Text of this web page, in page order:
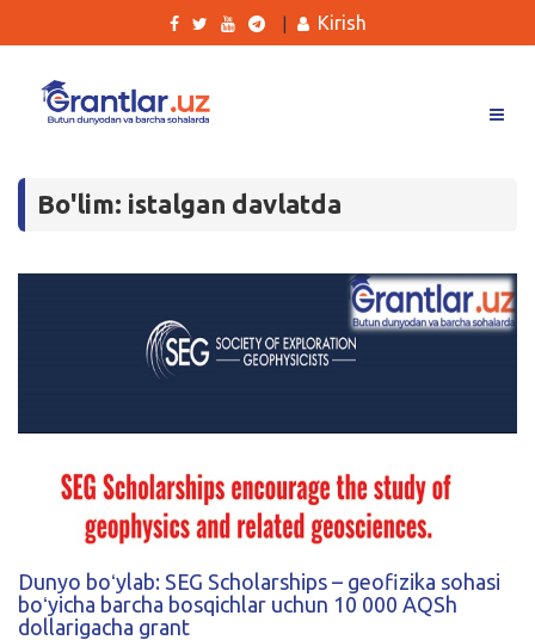
Tanlovlar
Qidirish
Kirish
Bo'lim: istalgan davlatda
Dunyo boʻylab: SEG Scholarships – geofizika sohasi
boʻyicha barcha bosqichlar uchun 10 000 AQSh
dollarigacha grant